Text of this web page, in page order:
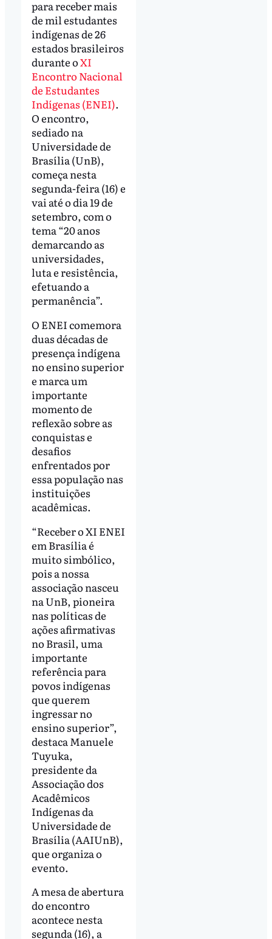
para receber mais
de mil estudantes
indígenas de 26
estados brasileiros
durante oXI
Encontro Nacional
de Estudantes
Indígenas (ENEI).
O encontro,
sediado na
Universidade de
Brasília (UnB),
começa nesta
segunda-feira (16) e
vai até o dia 19 de
setembro, com o
tema “20 anos
demarcando as
universidades,
luta e resistência,
efetuando a
permanência”.
O ENEI comemora
duas décadas de
presença indígena
no ensino superior
e marca um
importante
momento de
reflexão sobre as
conquistas e
desafios
enfrentados por
essa população nas
instituições
acadêmicas.
“Receber o XI ENEI
em Brasília é
muito simbólico,
pois a nossa
associação nasceu
na UnB, pioneira
nas políticas de
ações afirmativas
no Brasil, uma
importante
referência para
povos indígenas
que querem
ingressar no
ensino superior”,
destaca Manuele
Tuyuka,
presidente da
Associação dos
Acadêmicos
Indígenas da
Universidade de
Brasília (AAIUnB),
que organiza o
evento.
A mesa de abertura
do encontro
acontece nesta
segunda (16), a